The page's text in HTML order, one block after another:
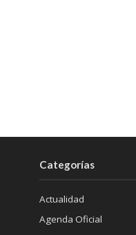
Categorías
Actualidad
Agenda Oficial